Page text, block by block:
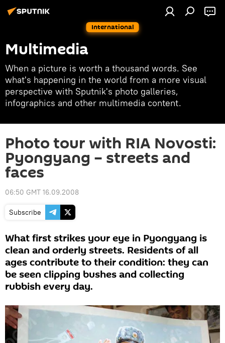
International
Multimedia
When a picture is worth a thousand words. See
what's happening in the world from a more visual
perspective with Sputnik's photo galleries,
infographics and other multimedia content.
Photo tour with RIA Novosti:
Pyongyang – streets and
faces
06:50 GMT 16.09.2008
Subscribe
What first strikes your eye in Pyongyang is
clean and orderly streets. Residents of all
ages contribute to their condition: they can
be seen clipping bushes and collecting
rubbish every day.